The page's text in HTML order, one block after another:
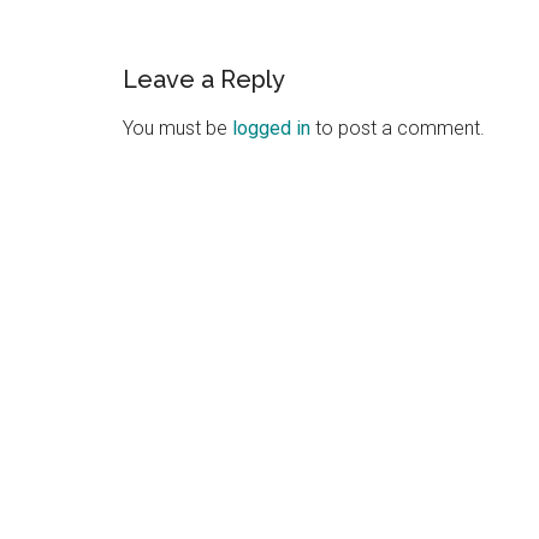
Reader
Interactions
Leave a Reply
You must be logged in to post a comment.